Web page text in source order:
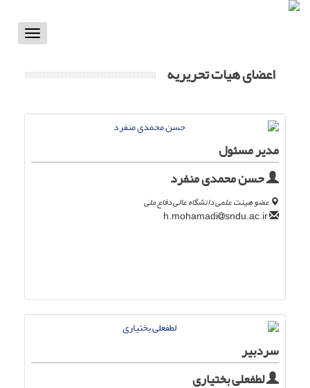
Toggle
اعضای هیات تحریریه
مدیر مسئول
حسن محمدی منفرد
عضو هیئت علمی دانشگاه عالی دفاع ملی
sndu.ac.ir
سردبیر
لطفعلی بختیاری